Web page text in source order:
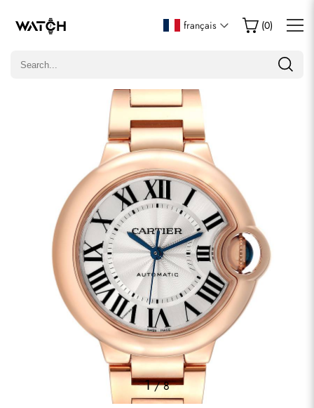
français (0)
1/8
Écrire un commentaire
Seuls les clients ayant acheté cet article sont autorisés à
commentaires